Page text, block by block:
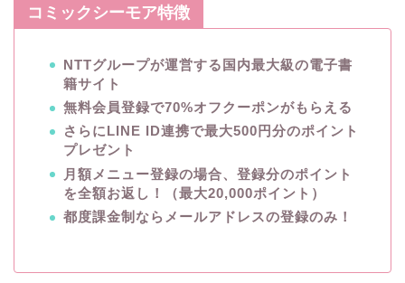
コミックシーモア特徴
NTTグループが運営する国内最大級の電子書
籍サイト
無料会員登録で70%オフクーポンがもらえる
さらにLINE ID連携で最大500円分のポイント
プレゼント
月額メニュー登録の場合、登録分のポイント
を全額お返し！（最大20,000ポイント）
都度課金制ならメールアドレスの登録のみ！